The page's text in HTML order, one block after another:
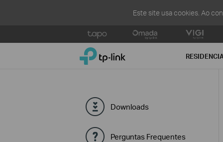
Este site usa cookies. Ao
to
TP-Link, Reliably Smart
Downloads
Perguntas Frequentes